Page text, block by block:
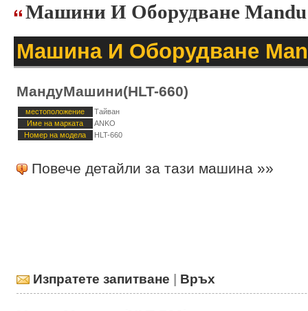
Машини И Оборудване
Машина И Оборудване
МандуМашини(HLT-660)
местоположение
Тайван
Име на марката
ANKO
Номер на модела
HLT-660
Повече детайли за тази машина »»
Изпратете запитване | Връх